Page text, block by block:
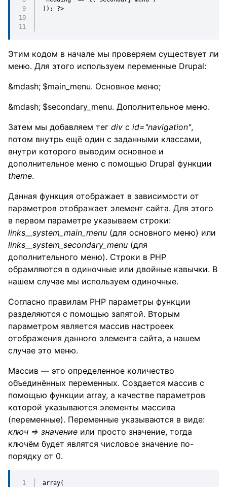
)); ?>
Этим кодом в начале мы проверяем существует ли
меню. Для этого используем переменные Drupal:
$main_menu. Основное меню;
$secondary_menu. Дополнительное меню.
Затем мы добавляем тег div c id="navigation",
потом внутрь ещё один с заданными классами,
внутри которого выводим основное и
дополнительное меню с помощью Drupal функции
theme.
Данная функция отображает в зависимости от
параметров отображает элемент сайта. Для этого
в первом параметре указываем строки:
links__system_main_menu (для основного меню) или
links__system_secondary_menu (для
дополнительного меню). Строки в PHP
обрамляются в одиночные или двойные кавычки. В
нашем случае мы используем одиночные.
Согласно правилам PHP параметры функции
разделяются с помощью запятой. Вторым
параметром является массив настроеек
отображения данного элемента сайта, а нашем
случае это меню.
Массив — это определенное количество
объединённых переменных. Создается массив с
помощью функции array, а качестве параметров
которой указываются элементы массива
(переменные). Переменные указываются в виде:
ключ => значение или просто значение, тогда
ключём будет являтся числовое значение по-
порядку от 0.
array(